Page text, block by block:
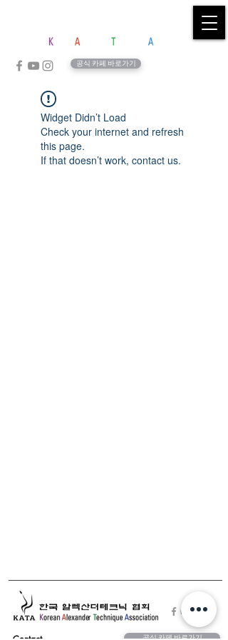
공식 카페 바로가기
Widget Didn’t Load
Check your internet and refresh
this page.
If that doesn’t work, contact us.
공식 카페 바로가기